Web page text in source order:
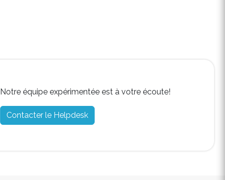
Notre équipe expérimentée est à votre écoute!
Contacter le Helpdesk